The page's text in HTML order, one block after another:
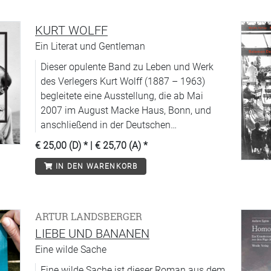
KURT WOLFF
Ein Literat und Gentleman
Dieser opulente Band zu Leben und Werk
des Verlegers Kurt Wolff (1887 – 1963)
begleitete eine Ausstellung, die ab Mai
2007 im August Macke Haus, Bonn, und
anschließend in der Deutschen
Nationalbibliothek Frankfurt und im
Literaturhaus Wien zu sehen war.
€ 25,00 (D) * | € 25,70 (A) *
IN DEN WARENKORB
ARTUR LANDSBERGER
LIEBE UND BANANEN
Eine wilde Sache